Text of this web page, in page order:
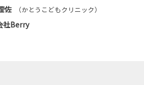
佐
（かとうこどもクリニック）
社Berry